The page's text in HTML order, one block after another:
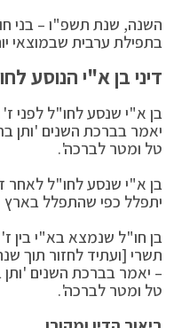
השנה, שנת תשפ"ו – בני
בתפילת ערבית שבמוצאי
דיני בן א"י הנוסע
בן א"י שנסע לחו"ל לפני ז'
יאמר בברכת השנים 'ותן
טל ומטר לברכה'.
בן א"י שנסע לחו"ל לאחר
יתפלל כפי שהתפלל בארץ
בן חו"ל שנמצא בא"י בין
תשרי [ועתיד לחזור תוך
– יאמר בברכת השנים
טל ומטר לברכה'.